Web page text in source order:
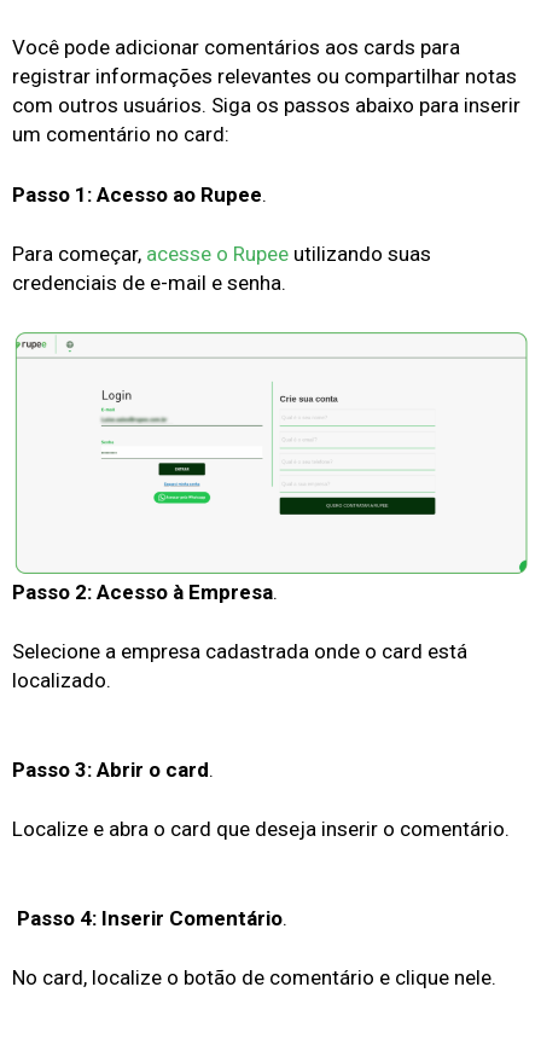
Você pode adicionar comentários aos cards para
registrar informações relevantes ou compartilhar notas
com outros usuários. Siga os passos abaixo para inserir
um comentário no card:
Passo 1: Acesso ao Rupee.
Para começar, acesse o Rupee utilizando suas
credenciais de e-mail e senha.
Passo 2: Acesso à Empresa.
Selecione a empresa cadastrada onde o card está
localizado.
Passo 3: Abrir o card.
Localize e abra o card que deseja inserir o comentário.
Passo 4: Inserir Comentário.
No card, localize o botão de comentário e clique nele.